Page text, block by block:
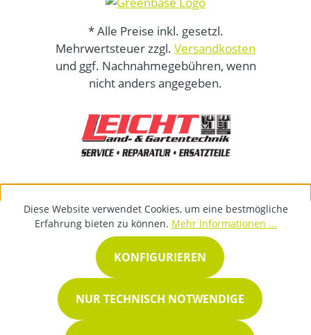
* Alle Preise inkl. gesetzl.
Mehrwertsteuer zzgl. Versandkosten
und ggf. Nachnahmegebühren, wenn
nicht anders angegeben.
Diese Website verwendet Cookies, um eine bestmögliche
Erfahrung bieten zu können. Mehr Informationen ...
NUR TECHNISCH NOTWENDIGE
KONFIGURIEREN